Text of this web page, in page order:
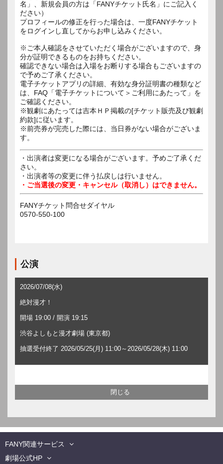
名」、新規会員の方は「FANYチケット氏名」にご記入く
ださい）
プロフィールの修正を行った場合は、一度FANYチケット
をログインし直してからお申し込みください。
※ご本人確認をさせていただく場合がございますので、身
分が証明できるものをお持ちください。
確認できない場合は入場をお断りする場合もございますの
で予めご了承ください。
電子チケットアプリの詳細、有効な身分証明書の種類など
は、FAQ「電子チケットについて＞ご利用にあたって」を
ご確認ください。
※観劇にあたっては吉本ＨＰ掲載の[チケット販売及び観劇
約款]に従います。
※前売券が完売した際には、当日券がない場合がございま
す。
・出演者は変更になる場合がございます。予めご了承くだ
さい。
・出演者等の変更に伴う払戻しは行いません。
・ご当選後の変更・キャンセル（取消し）はできません。
FANYチケット問合せダイヤル
0570-550-100
公演
2026/07/08(水)
絶対漫才！
開場 19:00 / 開演 19:15
渋谷よしもと漫才劇場 (東京都)
抽選受付終了 2026/05/25(月) 11:00～2026/05/28(木) 11:00
FANY関連サービス
劇場公式HP